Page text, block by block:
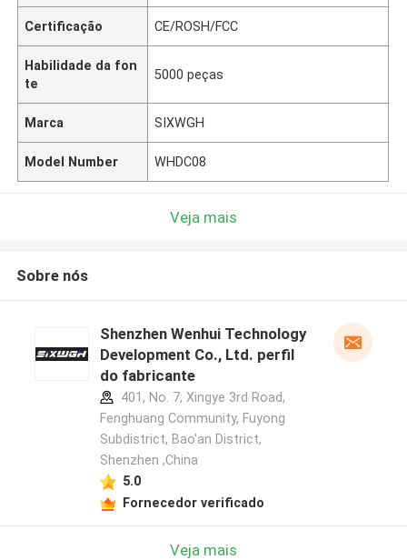
Certificação CE/ROSH/FCC
Habilidade da fon
te
5000 peças
Marca SIXWGH
Model Number WHDC08
Veja mais
Sobre nós
Shenzhen Wenhui Technology
Development Co., Ltd. perfil
do fabricante
401, No. 7, Xingye 3rd Road,
Fenghuang Community, Fuyong
Subdistrict, Bao'an District,
Shenzhen ,China
5.0
Fornecedor verificado
Veja mais